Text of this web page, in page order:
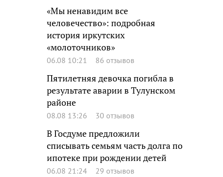
«Мы ненавидим все
человечество»: подробная
история иркутских
«молоточников»
06.08 10:21 86 отзывов
Пятилетняя девочка погибла в
результате аварии в Тулунском
районе
08.08 13:26 30 отзывов
В Госдуме предложили
списывать семьям часть долга по
ипотеке при рождении детей
06.08 21:24 29 отзывов